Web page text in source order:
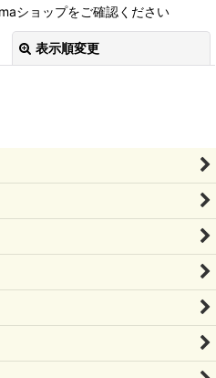
ショップをご確認ください
表示順変更